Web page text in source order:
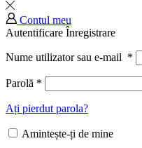
Contul meu
Autentificare Înregistrare
Nume utilizator sau e-mail *
Parolă *
Ați pierdut parola?
Amintește-ți de mine